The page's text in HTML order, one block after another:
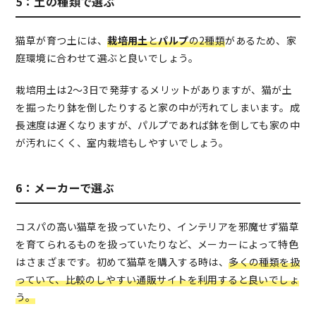
猫草が育つ土には、栽培用土とパルプの2種類があるため、家
庭環境に合わせて選ぶと良いでしょう。
栽培用土は2～3日で発芽するメリットがありますが、猫が土
を掘ったり鉢を倒したりすると家の中が汚れてしまいます。成
長速度は遅くなりますが、パルプであれば鉢を倒しても家の中
が汚れにくく、室内栽培もしやすいでしょう。
6：メーカーで選ぶ
コスパの高い猫草を扱っていたり、インテリアを邪魔せず猫草
を育てられるものを扱っていたりなど、メーカーによって特色
はさまざまです。初めて猫草を購入する時は、多くの種類を扱
っていて、比較のしやすい通販サイトを利用すると良いでしょ
う。